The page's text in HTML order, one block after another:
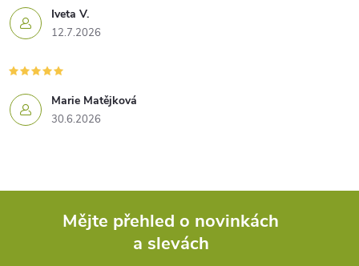
Iveta V.
12.7.2026
Marie Matějková
30.6.2026
Mějte přehled o novinkách
a slevách